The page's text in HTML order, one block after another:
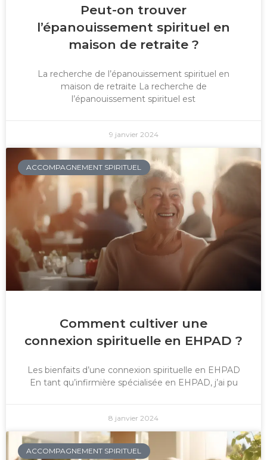
Peut-on trouver
l’épanouissement spirituel en
maison de retraite ?
La recherche de l’épanouissement spirituel en
maison de retraite La recherche de
l’épanouissement spirituel est
9 janvier 2024
ACCOMPAGNEMENT SPIRITUEL
Comment cultiver une
connexion spirituelle en EHPAD ?
Les bienfaits d’une connexion spirituelle en EHPAD
En tant qu’infirmière spécialisée en EHPAD, j’ai pu
8 janvier 2024
ACCOMPAGNEMENT SPIRITUEL